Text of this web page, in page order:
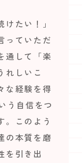
けたい！」
っていただ
通して「楽
れしいこ
な経験を得
う自信をつ
。このよう
の本質を磨
を引き出